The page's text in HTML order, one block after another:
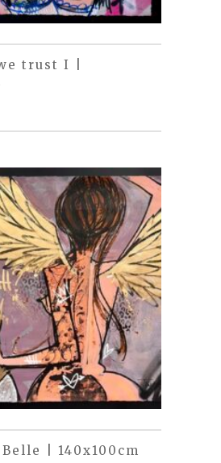
trust I |
| 140x100cm